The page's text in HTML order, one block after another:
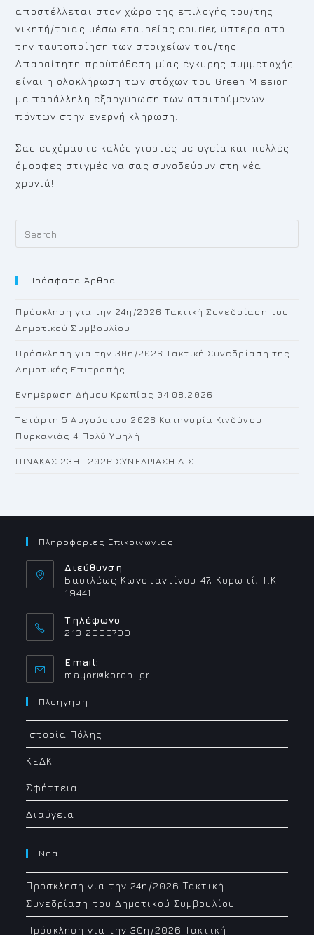
αποστέλλεται στον χώρο της επιλογής του/της
νικητή/τριας μέσω εταιρείας courier, ύστερα από
την ταυτοποίηση των στοιχείων του/της.
Απαραίτητη προϋπόθεση μίας έγκυρης συμμετοχής
είναι η ολοκλήρωση των στόχων του Green Mission
με παράλληλη εξαργύρωση των απαιτούμενων
πόντων στην ενεργή κλήρωση.
Σας ευχόμαστε καλές γιορτές με υγεία και πολλές
όμορφες στιγμές να σας συνοδεύουν στη νέα
χρονιά!
Πρόσφατα Άρθρα
Πρόσκληση για την 24η/2026 Τακτική Συνεδρίαση του
Δημοτικού Συμβουλίου
Πρόσκληση για την 30η/2026 Τακτική Συνεδρίαση της
Δημοτικής Επιτροπής
Ενημέρωση Δήμου Κρωπίας 04.08.2026
Τετάρτη 5 Αυγούστου 2026 Κατηγορία Κινδύνου
Πυρκαγιάς 4 Πολύ Υψηλή
ΠΙΝΑΚΑΣ 23H -2026 ΣΥΝΕΔΡΙΑΣΗ Δ.Σ
Πληροφοριες Επικοινωνιας
Διεύθυνση
Βασιλέως Κωνσταντίνου 47, Κορωπί, Τ.Κ.
19441
Τηλέφωνο
213 2000700
Email:
mayor@koropi.grOpens
Πλοηγηση
Ιστορία Πόλης
ΚΕΔΚ
Σφήττεια
Διαύγεια
Νεα
Πρόσκληση για την 24η/2026 Τακτική
Συνεδρίαση του Δημοτικού Συμβουλίου
Πρόσκληση για την 30η/2026 Τακτική